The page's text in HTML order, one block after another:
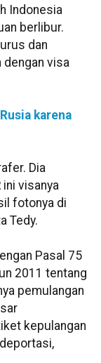
Indonesia
berlibur.
dan
dengan visa
karena
Dia
visanya
fotonya di
Tedy.
Pasal 75
2011 tentang
pemulangan
kepulangan